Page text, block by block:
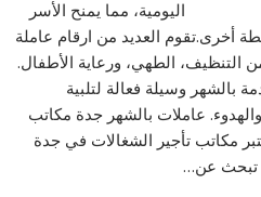
اليومية، مما يمنح الأسر
أخرى.تقوم العديد من ارقام عاملة
التنظيف، الطهي، ورعاية الأطفال.
بالشهر وسيلة فعالة لتلبية
عاملات بالشهر جدة مكاتب
مكاتب تأجير الشغالات في جدة
تبحث عن…